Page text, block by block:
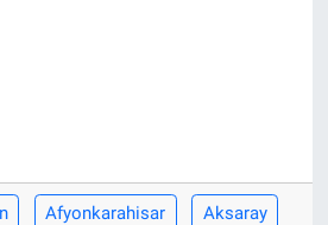
Afyonkarahisar Aksaray